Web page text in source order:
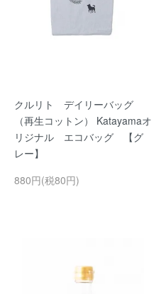
クルリト デイリーバッグ
（再生コットン） Katayamaオ
リジナル エコバッグ 【グ
レー】
880円(税80円)